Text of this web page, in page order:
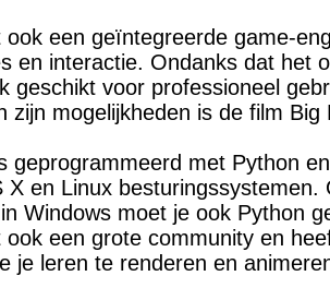
ook een geïntegreerde game-
en interactie. Ondanks dat het
geschikt voor professioneel
zijn mogelijkheden is de film Big
geprogrammeerd met Python
X en Linux besturingssystemen.
Windows moet je ook Python
ook een grote community en
je leren te renderen en